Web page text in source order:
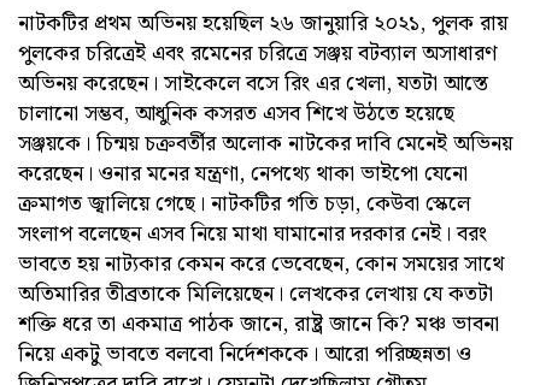
নাটকটির প্রথম অভিনয় হয়েছিল ২৬ জানুয়ারি ২০২১, পুলক রায়
পুলকের চরিত্রেই এবং রমেনের চরিত্রে সঞ্জয় বটব্যাল অসাধারণ
অভিনয় করেছেন। সাইকেলে বসে রিং এর খেলা, যতটা আস্তে
চালানো সম্ভব, আধুনিক কসরত এসব শিখে উঠতে হয়েছে
সঞ্জয়কে। চিন্ময় চক্রবর্তীর অলোক নাটকের দাবি মেনেই অভিনয়
করেছেন। ওনার মনের যন্ত্রণা, নেপথ্যে থাকা ভাইপো যেনো
ক্রমাগত জ্বালিয়ে গেছে। নাটকটির গতি চড়া, কেউবা স্কেলে
সংলাপ বলেছেন এসব নিয়ে মাথা ঘামানোর দরকার নেই। বরং
ভাবতে হয় নাট্যকার কেমন করে ভেবেছেন, কোন সময়ের সাথে
অতিমারির তীব্রতাকে মিলিয়েছেন। লেখকের লেখায় যে কতটা
শক্তি ধরে তা একমাত্র পাঠক জানে, রাষ্ট্র জানে কি? মঞ্চ ভাবনা
নিয়ে একটু ভাবতে বলবো নির্দেশককে। আরো পরিচ্ছন্নতা ও